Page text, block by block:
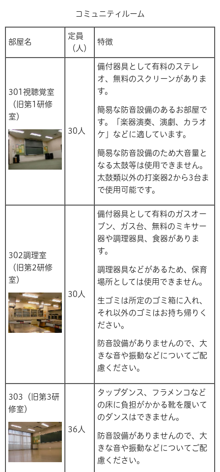
コミュニティルーム
部屋名
定員
（人）
特徴
301視聴覚室
（旧第1研修
室）
30人
備付器具として有料のステレ
オ、無料のスクリーンがありま
す。
簡易な防音設備のあるお部屋で
す。「楽器演奏、演劇、カラオ
ケ」などに適しています。
簡易な防音設備のため大音量と
なる太鼓等は使用できません。
太鼓類以外の打楽器2から3台ま
で使用可能です。
302調理室
（旧第2研修
室）
30人
備付器具として有料のガスオー
ブン、ガス台、無料のミキサー
器や調理器具、食器がありま
す。
調理器具などがあるため、保育
場所としては使用できません。
生ゴミは所定のゴミ箱に入れ、
それ以外のゴミはお持ち帰りく
ださい。
防音設備がありませんので、大
きな音や振動などについてご配
慮ください。
303（旧第3研
修室）
36人
タップダンス、フラメンコなど
の床に負担がかかる靴を履いて
のダンスはできません。
防音設備がありませんので、大
きな音や振動などについてご配
慮ください。